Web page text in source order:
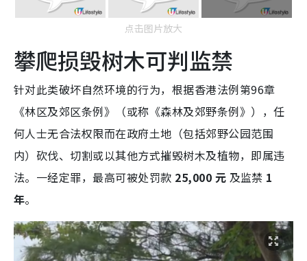
点击图片放大
攀爬损毁树木可判监禁
针对此类破坏自然环境的行为，根据香港法例第96章
《林区及郊区条例》（或称《森林及郊野条例》），任
何人士无合法权限而在政府土地（包括郊野公园范围
内）砍伐、切割或以其他方式摧毁树木及植物，即属违
法。一经定罪，最高可被处罚款 25,000 元 及监禁 1
年。